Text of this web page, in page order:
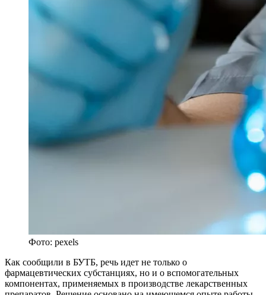
Фото: pexels
Как сообщили в БУТБ, речь идет не только о
фармацевтических субстанциях, но и о вспомогательных
компонентах, применяемых в производстве лекарственных